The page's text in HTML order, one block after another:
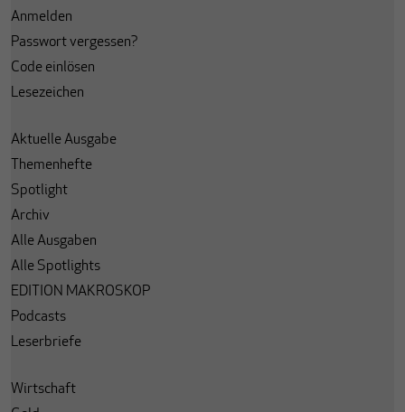
Anmelden
Passwort vergessen?
Code einlösen
Lesezeichen
Aktuelle Ausgabe
Themenhefte
Spotlight
Archiv
Alle Ausgaben
Alle Spotlights
EDITION MAKROSKOP
Podcasts
Leserbriefe
Wirtschaft